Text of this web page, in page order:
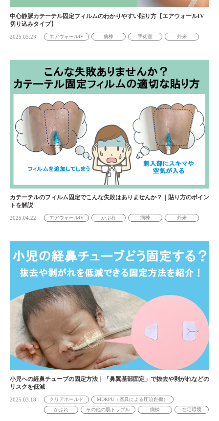
中心静脈カテーテル固定フィルムのわかりやすい貼り方【エアウォールIV
切り込みタイプ】
2025.05.23 エアウォールIV 病棟 手術室 外来
カテーテルのフィルム固定でこんな失敗はありませんか？｜貼り方のポイン
トを解説
2025.04.22 エアウォールIV かぶれ 病棟 外来
小児への経鼻チューブの固定方法｜「鼻翼基部固定」で抜去や剥がれなどの
リスクを低減
2025.03.18 クリアホールド
MDRPU（器具による圧迫創傷）
かぶれ
その他の肌トラブル 病棟 在宅環境